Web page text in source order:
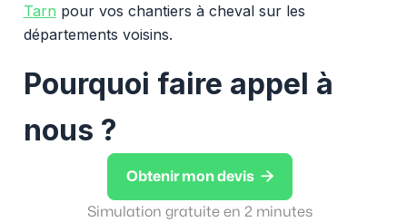
Tarn pour vos chantiers à cheval sur les
départements voisins.
Pourquoi faire appel à
nous ?
Obtenir mon devis 
Simulation gratuite en 2 minutes